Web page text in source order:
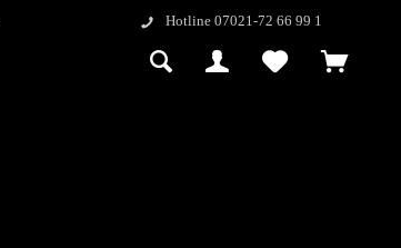
Hotline 07021-72 66 99 1